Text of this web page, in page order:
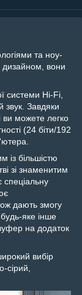
та ноу-
дизайном, вони
системи Hi-Fi,
звук. Завдяки
ви можете легко
(24 біти/192
із більшістю
зі знаменитим
дають змогу
яке інше
на додаток
вибір
сірий,